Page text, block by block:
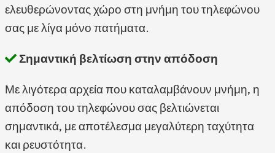
ελευθερώνοντας χώρο στη μνήμη του τηλεφώνου
σας με λίγα μόνο πατήματα.
Σημαντική βελτίωση στην απόδοση
Με λιγότερα αρχεία που καταλαμβάνουν μνήμη, η
απόδοση του τηλεφώνου σας βελτιώνεται
σημαντικά, με αποτέλεσμα μεγαλύτερη ταχύτητα
και ρευστότητα.